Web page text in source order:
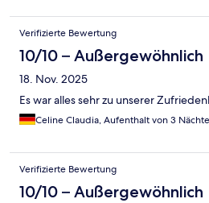
Verifizierte Bewertung
10/10 – Außergewöhnlich
18. Nov. 2025
Es war alles sehr zu unserer
Celine Claudia, Aufenthalt von 3
Verifizierte Bewertung
10/10 – Außergewöhnlich